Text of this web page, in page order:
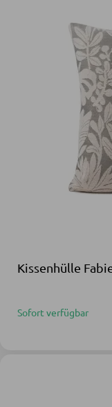
Kissenhülle
Sofort verfügbar